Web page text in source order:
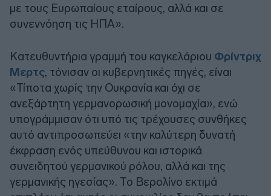
με τους Ευρωπαίους εταίρους, αλλά και σε
συνεννόηση τις ΗΠΑ».
Κατευθυντήρια γραμμή του καγκελάριου Φρίντριχ
Μερτς, τόνισαν οι κυβερνητικές πηγές, είναι
«Τίποτα χωρίς την Ουκρανία και όχι σε
ανεξάρτητη γερμανορωσική μονομαχία», ενώ
υπογράμμισαν ότι υπό τις τρέχουσες συνθήκες
αυτό αντιπροσωπεύει «την καλύτερη δυνατή
έκφραση ενός υπεύθυνου και ιστορικά
συνειδητού γερμανικού ρόλου, αλλά και της
γερμανικής ηγεσίας». Το Βερολίνο εκτιμά